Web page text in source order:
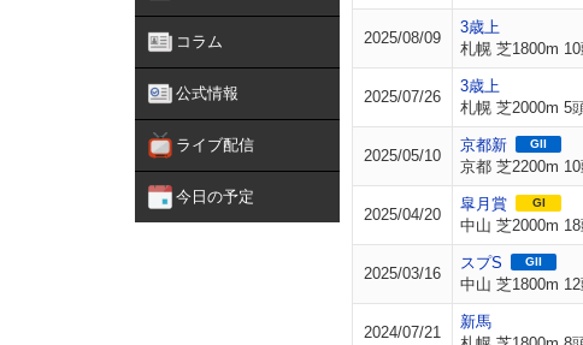
コラム
公式情報
ライブ配信
今日の予定
2025/08/09
3歳上
札幌 芝1800m
2025/07/26
3歳上
札幌 芝2000m 5
2025/05/10
京都新 GII
京都 芝2200m
2025/04/20
皐月賞 GI
中山 芝2000m
2025/03/16
スプS GII
中山 芝1800m
2024/07/21
新馬